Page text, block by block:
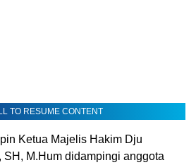
TO RESUME CONTENT
Ketua Majelis Hakim Dju
M.Hum didampingi anggota